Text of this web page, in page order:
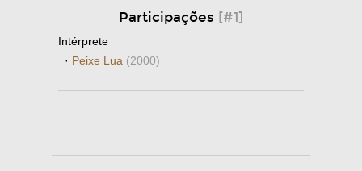
Participações [#1]
Intérprete
· Peixe Lua (2000)